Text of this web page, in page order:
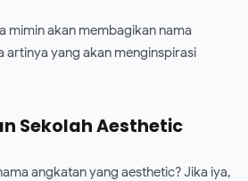
mimin akan membagikan nama
artinya yang akan menginspirasi
Sekolah Aesthetic
angkatan yang aesthetic? Jika iya,